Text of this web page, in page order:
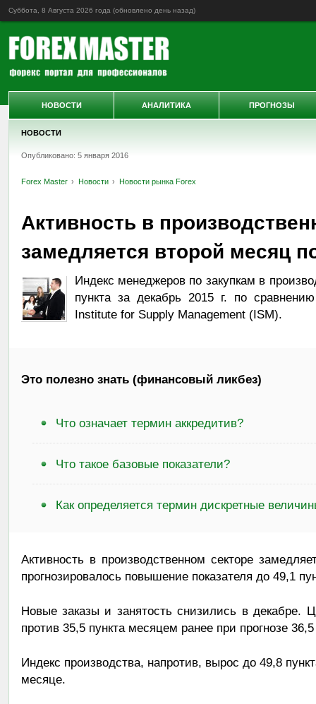
Суббота, 8 Августа 2026 года (обновлено день назад)
НОВОСТИ
Опубликовано: 5 января 2016
Forex Master Новости Новости рынка Forex
Активность в
замедляется второй месяц
Индекс менеджеров по закупкам в
пункта за декабрь 2015 г. по
Institute for Supply Management (ISM).
Это полезно знать (финансовый ликбез)
Что означает термин аккредитив?
Что такое базовые показатели?
Как определяется термин дискретные
Активность в производственном секторе
прогнозировалось повышение показателя до 49,1
Новые заказы и занятость снизились в декабре.
против 35,5 пункта месяцем ранее при прогнозе 36,5
Индекс производства, напротив, вырос до 49,8
месяце.
НОВОСТИ АНАЛИТИКА ПРОГНОЗЫ